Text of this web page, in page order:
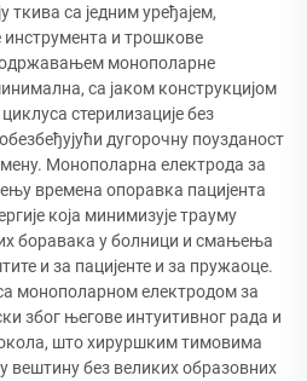
ткива са једним уређајем,
и трошкове
одржавањем монополарне
са јаком конструкцијом
стерилизације без
дугорочну поузданост
Монополарна електрода за
времена опоравка пацијента
која минимизује трауму
боравака у болници и смањења
и за пацијенте и за пружаоце.
монополарном електродом за
због његове интуитивног рада и
што хируршким тимовима
вештину без великих образовних